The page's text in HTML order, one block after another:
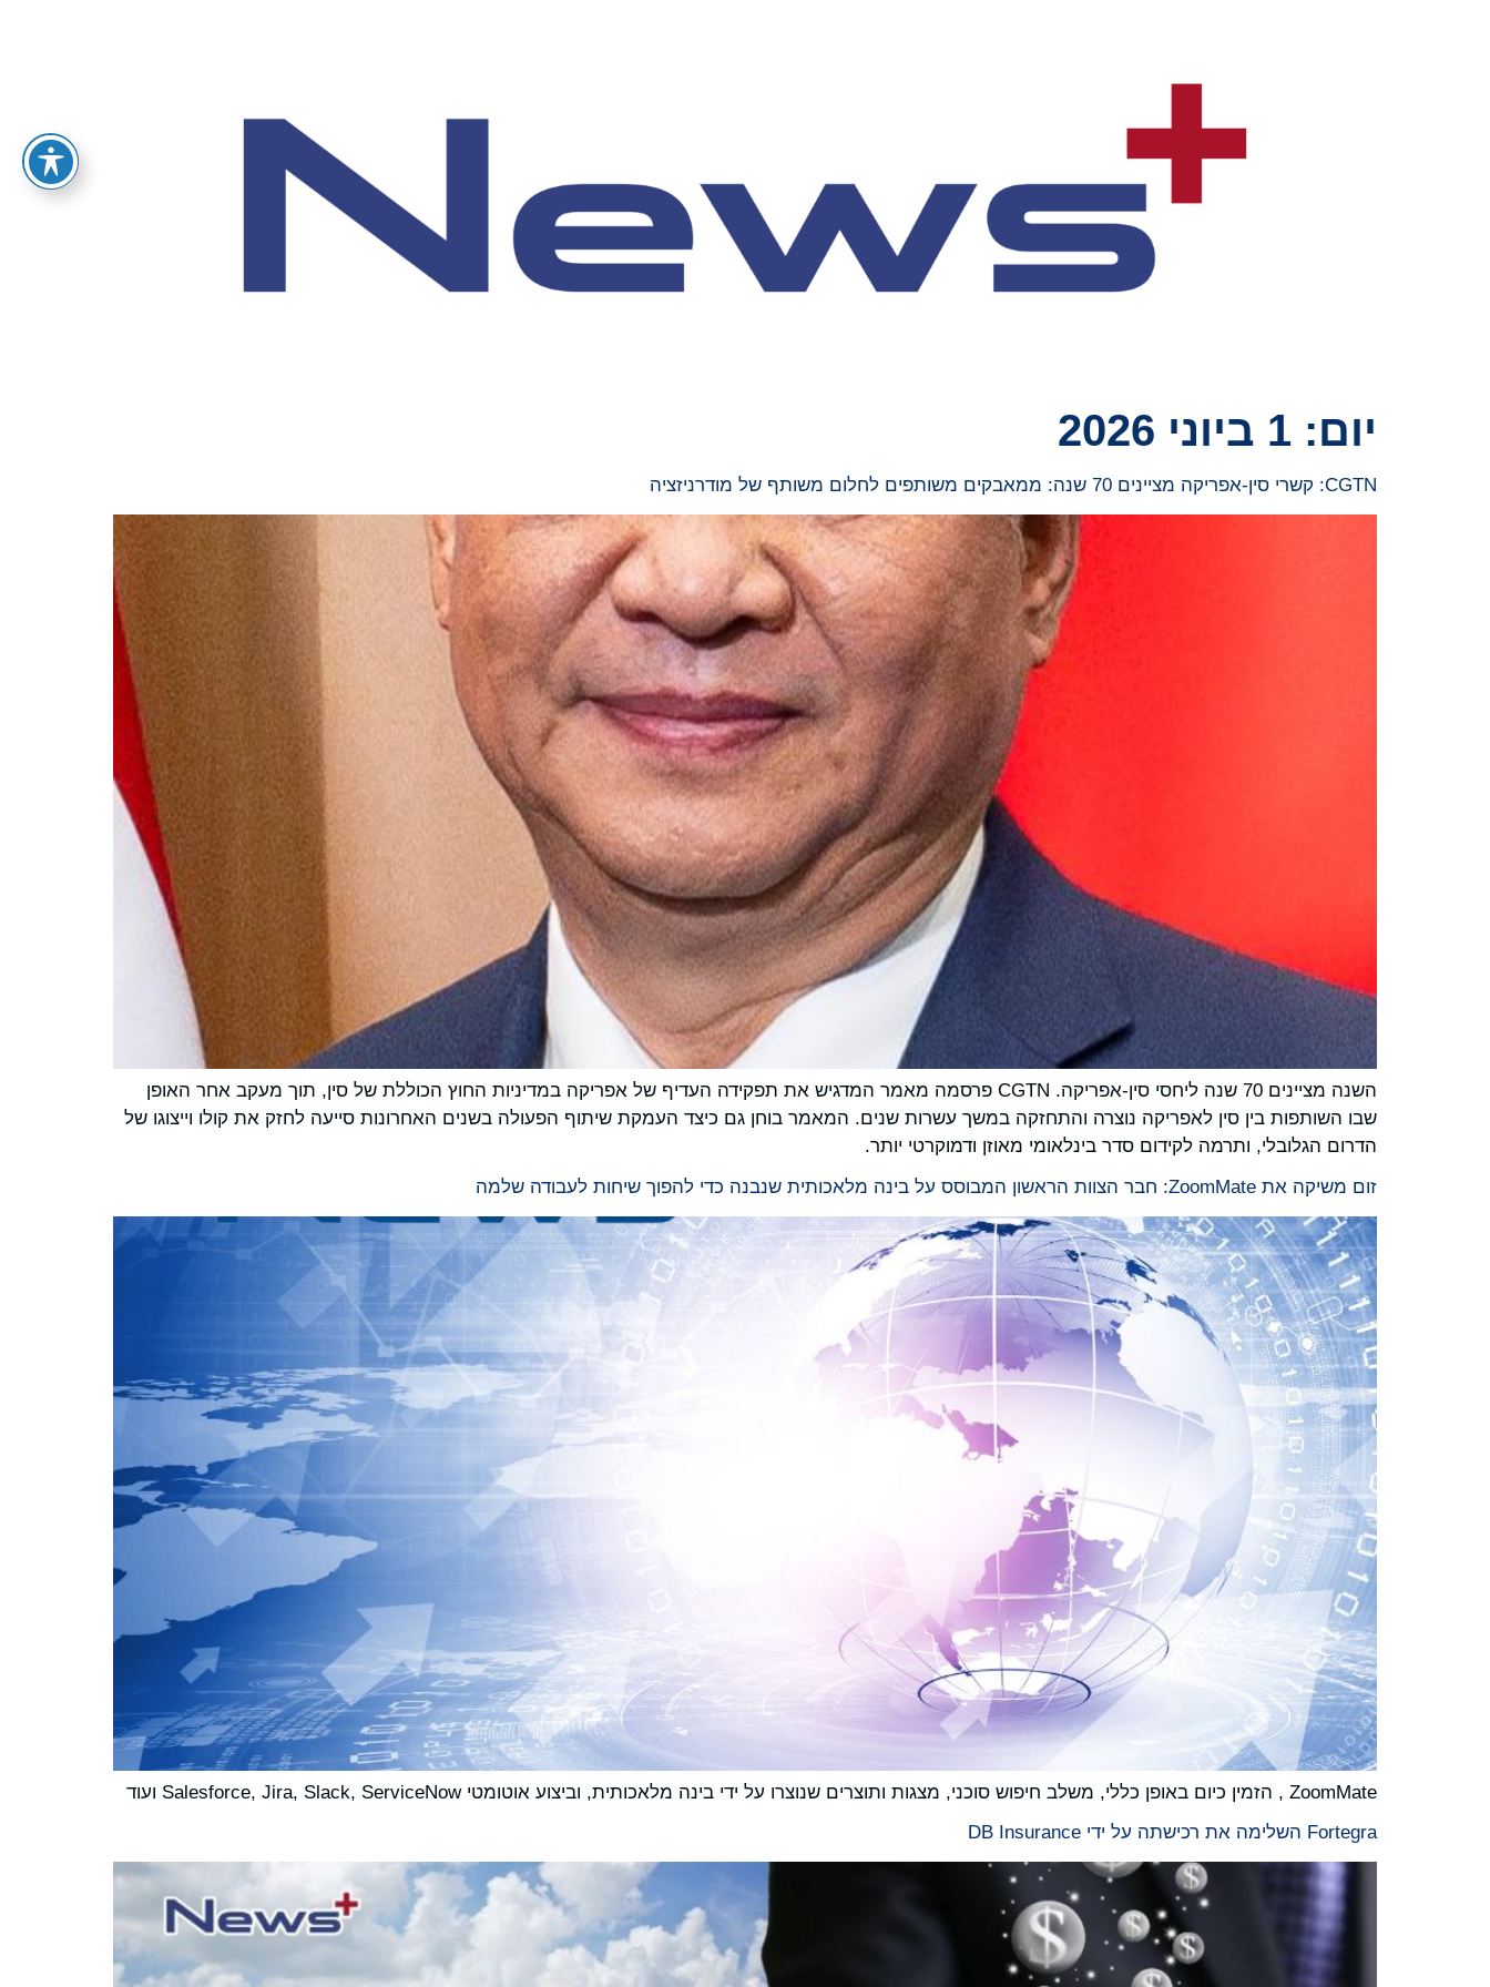
יום: 1 ביוני 2026
CGTN: קשרי סין-אפריקה מציינים 70 שנה: ממאבקים משותפים לחלום משותף של מודרניזציה
השנה מציינים 70 שנה ליחסי סין-אפריקה. CGTN פרסמה מאמר המדגיש את תפקידה העדיף של אפריקה במדיניות החוץ הכוללת של סין, תוך מעקב אחר האופן
שבו השותפות בין סין לאפריקה נוצרה והתחזקה במשך עשרות שנים. המאמר בוחן גם כיצד העמקת שיתוף הפעולה בשנים האחרונות סייעה לחזק את קולו וייצוגו של
הדרום הגלובלי, ותרמה לקידום סדר בינלאומי מאוזן ודמוקרטי יותר.
זום משיקה את ZoomMate: חבר הצוות הראשון המבוסס על בינה מלאכותית שנבנה כדי להפוך שיחות לעבודה שלמה
ZoomMate , הזמין כיום באופן כללי, משלב חיפוש סוכני, מצגות ותוצרים שנוצרו על ידי בינה מלאכותית, וביצוע אוטומטי Salesforce, Jira, Slack, ServiceNow ועוד
Fortegra השלימה את רכישתה על ידי DB Insurance